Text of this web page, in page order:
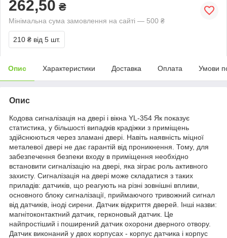
262,50 ₴
Мінімальна сума замовлення на сайті — 500 ₴
210 ₴ від 5 шт.
Опис Характеристики Доставка Оплата Умови
Опис
Кодова сигналізація на двері і вікна YL-354 Як показує
статистика, у більшості випадків крадіжки з приміщень
здійснюються через зламані двері. Навіть наявність міцної
металевої двері не дає гарантій від проникнення. Тому, для
забезпечення безпеки входу в приміщення необхідно
встановити сигналізацію на двері, яка зіграє роль активного
захисту. Сигналізація на двері може складатися з таких
приладів: датчиків, що реагують на різні зовнішні впливи,
основного блоку сигналізації, приймаючого тривожний сигнал
від датчиків, іноді сирени. Датчик відкриття дверей. Інші назви:
магнітоконтактний датчик, герконовый датчик. Це
найпростіший і поширений датчик охорони дверного отвору.
Датчик виконаний у двох корпусах - корпус датчика і корпус